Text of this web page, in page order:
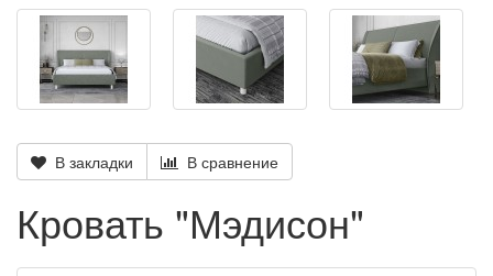
В закладки В сравнение
Кровать "Мэдисон"